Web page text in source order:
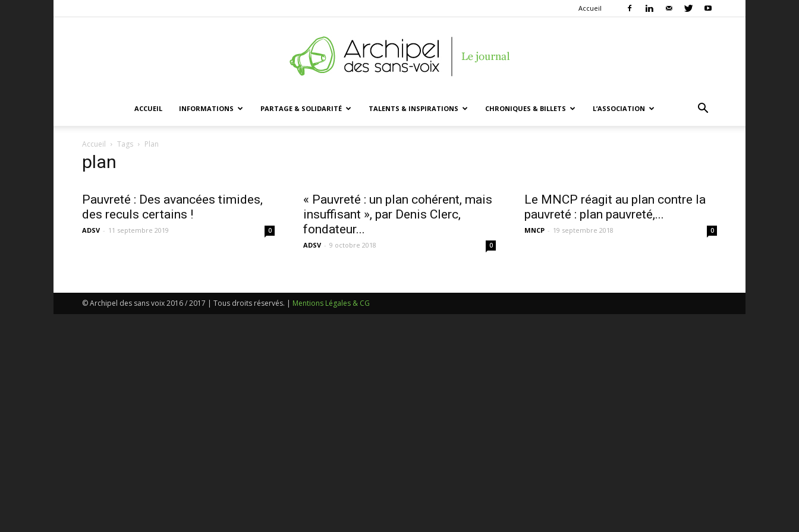
Accueil
ACCUEIL INFORMATIONS PARTAGE & SOLIDARITÉ TALENTS & INSPIRATIONS CHRONIQUES & BILLETS L’ASSOCIATION
Accueil Tags Plan
plan
Pauvreté : Des avancées timides,
des reculs certains !
ADSV - 11 septembre 2019 0
« Pauvreté : un plan cohérent, mais
insuffisant », par Denis Clerc,
fondateur...
ADSV - 9 octobre 2018 0
Le MNCP réagit au plan contre la
pauvreté : plan pauvreté,...
MNCP - 19 septembre 2018 0
© Archipel des sans voix 2016 / 2017 | Tous droits réservés. | Mentions Légales & CG